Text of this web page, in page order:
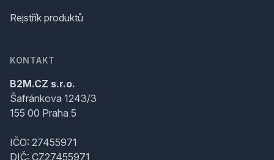
Rejstřík produktů
KONTAKT
B2M.CZ s.r.o.
Šafránkova 1243/3
155 00 Praha 5
IČO: 27455971
DIČ: CZ27455971